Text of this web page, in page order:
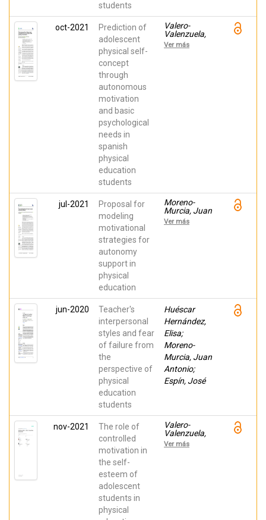
students
oct-2021
Prediction of
adolescent
physical self-
concept
through
autonomous
motivation
and basic
psychological
needs in
spanish
physical
education
students
Valero-
Valenzuela,
Alfonso;
Huéscar
Ver más
jul-2021
Proposal for
modeling
motivational
strategies for
autonomy
support in
physical
education
Moreno-
Murcia, Juan
Antonio;
Barrachina-
Ver más
jun-2020
Teacher's
interpersonal
styles and fear
of failure from
the
perspective of
physical
education
students
Huéscar
Hernández,
Elisa;
Moreno-
Murcia, Juan
Antonio;
Espín, José
nov-2021
The role of
controlled
motivation in
the self-
esteem of
adolescent
students in
physical
Valero-
Valenzuela,
Alfonso;
Huéscar
Ver más